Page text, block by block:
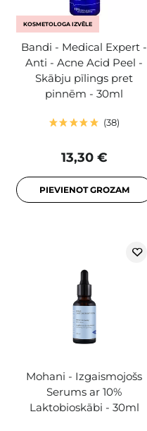
KOSMETOLOGA IZVĒLE
Bandi - Medical Expert -
Anti - Acne Acid Peel -
Skābju pīlings pret
pinnēm - 30ml
38
13,30 €
PIEVIENOT GROZAM
Mohani - Izgaismojošs
Serums ar 10%
Laktobioskābi - 30ml